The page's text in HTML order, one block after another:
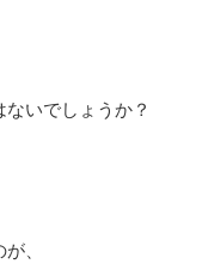
いでしょうか？
、